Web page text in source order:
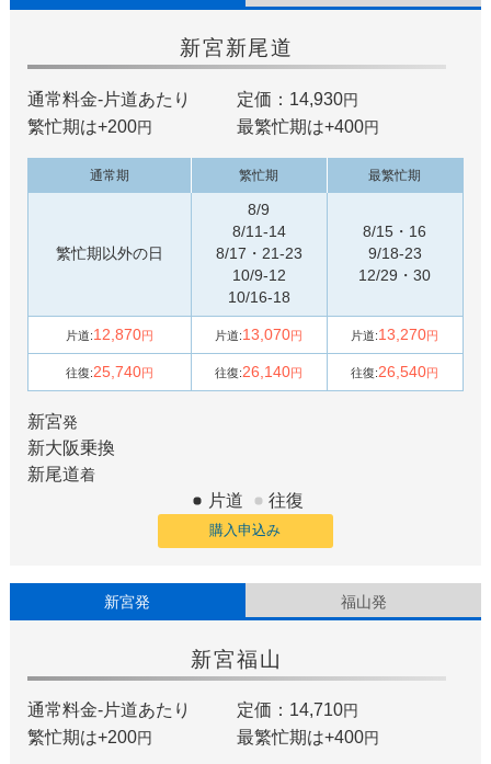
新宮新尾道
通常料金-片道あたり 定価：14,930円
繁忙期は+200円 最繁忙期は+400円
通常期 繁忙期 最繁忙期
繁忙期以外の日
8/9
8/11-14
8/17・21-23
10/9-12
10/16-18
8/15・16
9/18-23
12/29・30
片道:12,870円 片道:13,070円 片道:13,270円
往復:25,740円 往復:26,140円 往復:26,540円
新宮発
新大阪乗換
新尾道着
片道 往復
購入申込み
新宮発 福山発
新宮福山
通常料金-片道あたり 定価：14,710円
繁忙期は+200円 最繁忙期は+400円